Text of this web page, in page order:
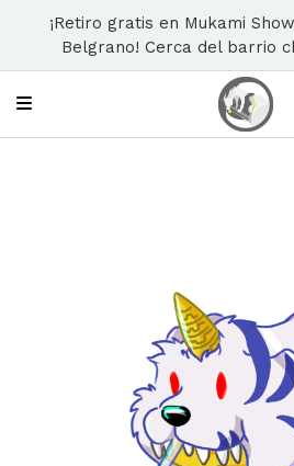
¡Retiro gratis en Mukami
Belgrano! Cerca del barrio